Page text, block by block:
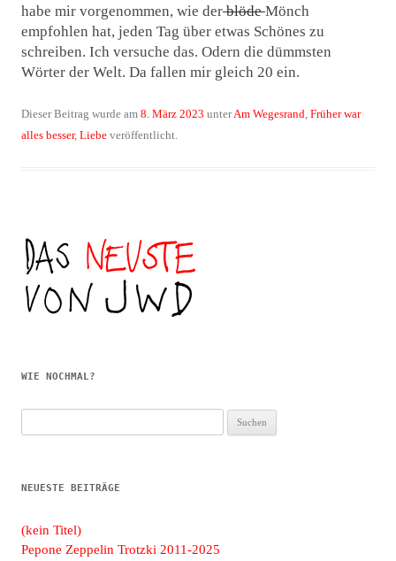
habe mir vorgenommen, wie derblödeMönch
empfohlen hat, jeden Tag über etwas Schönes zu
schreiben. Ich versuche das. Odern die dümmsten
Wörter der Welt. Da fallen mir gleich 20 ein.
Dieser Beitrag wurde am 8. März 2023 unterAm Wegesrand, Früher war
alles besser, Liebe veröffentlicht.
WIE NOCHMAL?
nach:
NEUESTE BEITRÄGE
(kein Titel)
Pepone Zeppelin Trotzki 2011-2025